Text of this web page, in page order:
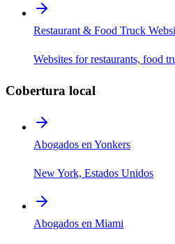
Restaurant & Food Truck
Websites for restaurants, food
Cobertura local
Abogados en Yonkers
New York, Estados Unidos
Abogados en Miami